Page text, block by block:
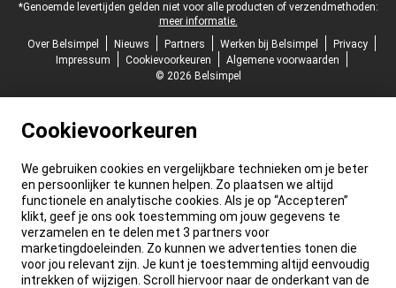
*Genoemde levertijden gelden niet voor alle producten of verzendmethoden:
meer informatie.
Over Belsimpel
Nieuws Partners Werken bij Belsimpel
Privacy
Impressum
Cookievoorkeuren
Algemene voorwaarden
© 2026 Belsimpel
Cookievoorkeuren
We gebruiken cookies en vergelijkbare technieken om je beter
en persoonlijker te kunnen helpen. Zo plaatsen we altijd
functionele en analytische cookies. Als je op “Accepteren”
klikt, geef je ons ook toestemming om jouw gegevens te
verzamelen en te delen met 3 partners voor
marketingdoeleinden. Zo kunnen we advertenties tonen die
voor jou relevant zijn. Je kunt je toestemming altijd eenvoudig
intrekken of wijzigen. Scroll hiervoor naar de onderkant van de